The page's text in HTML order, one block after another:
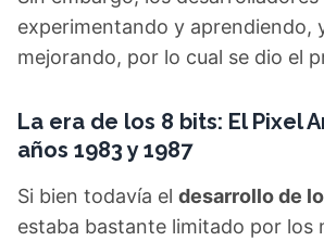
experimentando y aprendiendo,
mejorando, por lo cual se dio el
La era de los 8 bits: El Pixel
años 1983 y 1987
Si bien todavía el desarrollo de
estaba bastante limitado por los